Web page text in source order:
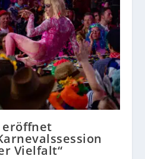
eröffnet
Vielfalt“